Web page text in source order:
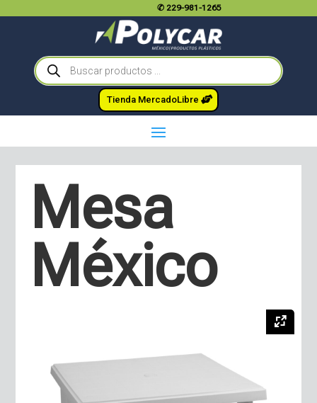
✆ 229-981-1265
Búsqueda
de
productos
Tienda MercadoLibre
Mesa
México